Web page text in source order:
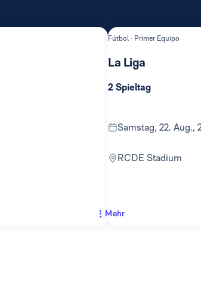
Fútbol · Primer Equipo
La Liga
2 Spieltag
Samstag, 22. Aug.,
RCDE Stadium
Mehr